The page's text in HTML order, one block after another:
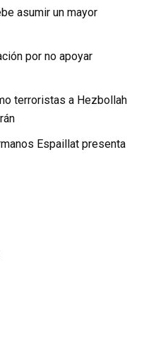
asumir un mayor
por no apoyar
terroristas a Hezbollah
Espaillat presenta